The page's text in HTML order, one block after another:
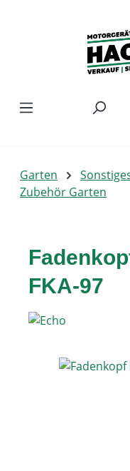
Garten
Zubehör Garten
FKA-97
Bildergalerie